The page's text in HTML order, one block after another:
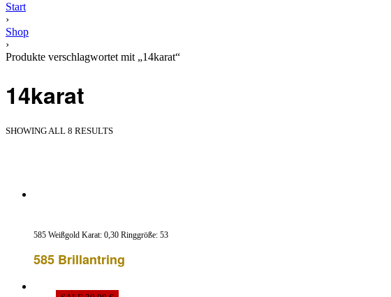
Start
›
Shop
›
Produkte verschlagwortet mit „14karat“
14karat
SHOWING ALL 8 RESULTS
585 Weißgold Karat: 0,30 Ringgröße: 53
585 Brillantring